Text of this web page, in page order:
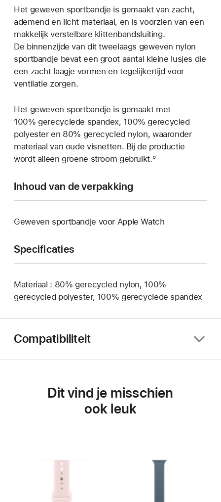
Het geweven sportbandje is gemaakt van zacht,
ademend en licht materiaal, en is voorzien van een
makkelijk verstelbare klittenband­­sluiting.
De binnenzijde van dit tweelaags geweven nylon
sportbandje bevat een groot aantal kleine lusjes die
een zacht laagje vormen en tegelijkertijd voor
ventilatie zorgen.
Het geweven sportbandje is gemaakt met
100% gerecyclede spandex, 100% gerecycled
polyester en 80% gerecycled nylon, waaronder
materiaal van oude visnetten. Bij de productie
wordt alleen groene stroom gebruikt.º
Inhoud van de verpakking
Geweven sportbandje voor Apple Watch
Specificaties
Materiaal : 80% gerecycled nylon, 100%
gerecycled polyester, 100% gerecyclede spandex
Compatibiliteit
Dit vind je misschien
ook leuk